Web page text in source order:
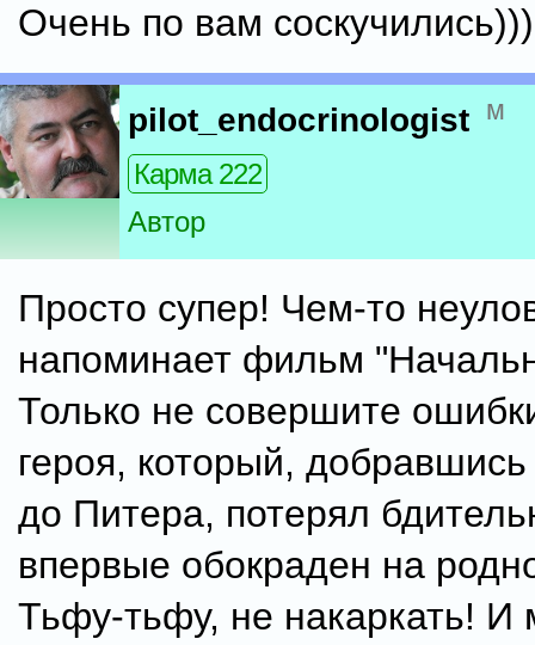
Очень по вам соскучились)))
pilot_endocrinologist м
Карма 222
Автор
Просто супер! Чем-то
напоминает фильм
Только не совершите
героя, который, добравшись
до Питера, потерял
впервые обокраден на
Тьфу-тьфу, не накаркать! И